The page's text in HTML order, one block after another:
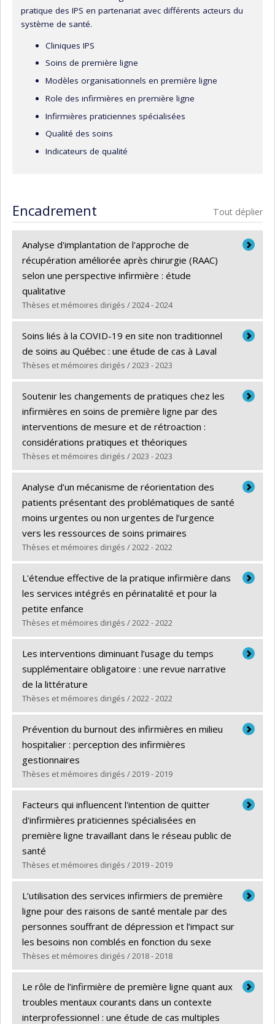
pratique des IPS en partenariat avec différents acteurs du
système de santé.
Cliniques IPS
Soins de première ligne
Modèles organisationnels en première ligne
Role des infirmières en première ligne
Infirmières praticiennes spécialisées
Qualité des soins
Indicateurs de qualité
Encadrement Tout déplier
Analyse d'implantation de l'approche de
récupération améliorée après chirurgie (RAAC)
selon une perspective infirmière : étude
qualitative
Thèses et mémoires dirigés / 2024 - 2024
Diplômé(e) : Vermeulen, Loïc
Cycle :Maîtrise
Diplôme obtenu :M. Sc.
Lien vers le document dans Papyrus
Soins liés à la COVID-19 en site non traditionnel
de soins au Québec : une étude de cas à Laval
Thèses et mémoires dirigés / 2023 - 2023
Diplômé(e) :Coleman-Marcil, Casey
Cycle :Maîtrise
Diplôme obtenu :M. Sc.
Lien vers le document dans Papyrus
Soutenir les changements de pratiques chez les
infirmières en soins de première ligne par des
interventions de mesure et de rétroaction :
considérations pratiques et théoriques
Thèses et mémoires dirigés / 2023 - 2023
Diplômé(e) :Dufour, Émilie
Cycle :Doctorat
Diplôme obtenu : Ph. D.
Lien vers le document dans Papyrus
Analyse d’un mécanisme de réorientation des
patients présentant des problématiques de santé
moins urgentes ou non urgentes de l’urgence
vers les ressources de soins primaires
Thèses et mémoires dirigés / 2022 - 2022
Diplômé(e) :Jubinville, Angelina Kim
Cycle :Maîtrise
Diplôme obtenu :
Lien vers le document dans Papyrus
L'étendue effective de la pratique infirmière dans
les services intégrés en périnatalité et pour la
petite enfance
Thèses et mémoires dirigés / 2022 - 2022
Diplômé(e) :Chabot, Jade
Cycle :Maîtrise
Diplôme obtenu :
Lien vers le document dans Papyrus
Les interventions diminuant l’usage du temps
supplémentaire obligatoire : une revue narrative
de la littérature
Thèses et mémoires dirigés / 2022 - 2022
Diplômé(e) :Massaad, Fares
Cycle :Maîtrise
Diplôme obtenu :
Lien vers le document dans Papyrus
Prévention du burnout des infirmières en milieu
hospitalier : perception des infirmières
gestionnaires
Thèses et mémoires dirigés / 2019 - 2019
Diplômé(e) :Nathalus, Aylnide
Cycle :Maîtrise
Diplôme obtenu :M. Sc.
Lien vers le document dans Papyrus
Facteurs qui influencent l'intention de quitter
d'infirmières praticiennes spécialisées en
première ligne travaillant dans le réseau public de
santé
Thèses et mémoires dirigés / 2019 - 2019
Diplômé(e) :Beaudry, Marie-Pier
Cycle :Maîtrise
Diplôme obtenu :M. Sc.
Lien vers le document dans Papyrus
L’utilisation des services infirmiers de première
ligne pour des raisons de santé mentale par des
personnes souffrant de dépression et l’impact sur
les besoins non comblés en fonction du sexe
Thèses et mémoires dirigés / 2018 - 2018
Diplômé(e) :Thériault, Catherine
Cycle :Maîtrise
Diplôme obtenu : M. Sc.
Le rôle de l’infirmière de première ligne quant aux
troubles mentaux courants dans un contexte
interprofessionnel : une étude de cas multiples